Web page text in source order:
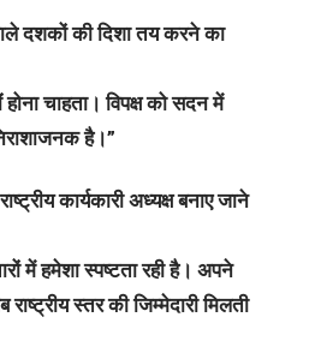
दशकों की दिशा तय करने का
चाहता। विपक्ष को सदन में
है।”
कार्यकारी अध्यक्ष बनाए जाने
में हमेशा स्पष्टता रही है। अपने
स्तर की जिम्मेदारी मिलती